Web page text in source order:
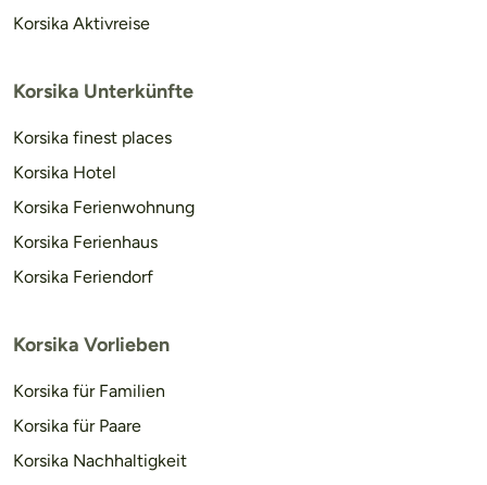
Korsika Aktivreise
Korsika Unterkünfte
Korsika finest places
Korsika Hotel
Korsika Ferienwohnung
Korsika Ferienhaus
Korsika Feriendorf
Korsika Vorlieben
Korsika für Familien
Korsika für Paare
Korsika Nachhaltigkeit